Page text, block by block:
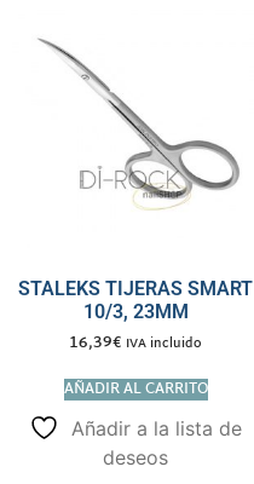
STALEKS TIJERAS SMART
10/3, 23MM
16,39€ IVA incluido
AÑADIR AL CARRITO
Añadir a la lista de
deseos